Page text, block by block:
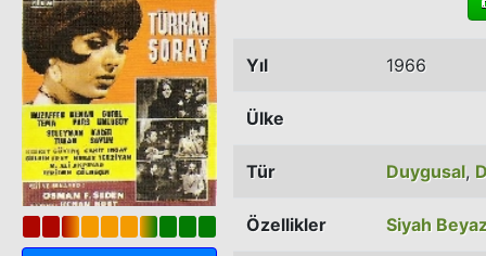
Yıl 1966
Ülke
Tür Duygusal,
Özellikler Siyah